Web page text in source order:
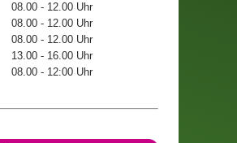
08.00 - 12.00 Uhr
08.00 - 12.00 Uhr
08.00 - 12.00 Uhr
13.00 - 16.00 Uhr
08.00 - 12:00 Uhr